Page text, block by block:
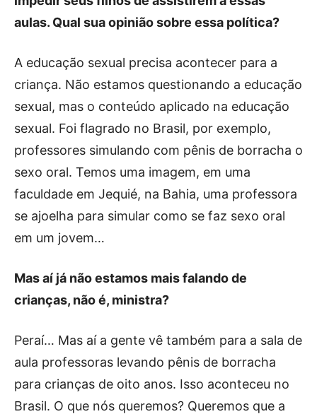
aulas. Qual sua opinião sobre essa política?
A educação sexual precisa acontecer para a
criança. Não estamos questionando a educação
sexual, mas o conteúdo aplicado na educação
sexual. Foi flagrado no Brasil, por exemplo,
professores simulando com pênis de borracha o
sexo oral. Temos uma imagem, em uma
faculdade em Jequié, na Bahia, uma professora
se ajoelha para simular como se faz sexo oral
em um jovem…
Mas aí já não estamos mais falando de
crianças, não é, ministra?
Peraí… Mas aí a gente vê também para a sala de
aula professoras levando pênis de borracha
para crianças de oito anos. Isso aconteceu no
Brasil. O que nós queremos? Queremos que a